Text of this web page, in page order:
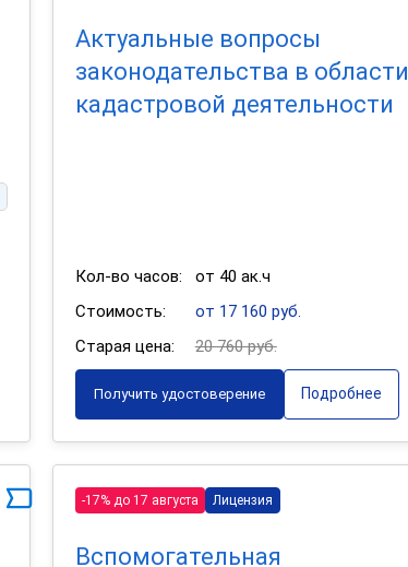
Актуальные вопросы
законодательства в области
кадастровой деятельности
Кол-во часов:
от 40 ак.ч
Стоимость:
от 17 160 руб.
Старая цена:
20 760 руб.
Получить удостоверение Подробнее
-17% до 17 августа Лицензия
Вспомогательная